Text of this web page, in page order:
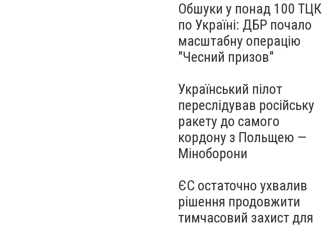
Обшуки у понад 100 ТЦК
по Україні: ДБР почало
масштабну операцію
"Чесний призов"
Український пілот
переслідував російську
ракету до самого
кордону з Польщею —
Міноборони
ЄС остаточно ухвалив
рішення продовжити
тимчасовий захист для